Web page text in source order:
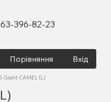
396-82-23
Порівняння Вхід
Giant CAMEL (L)